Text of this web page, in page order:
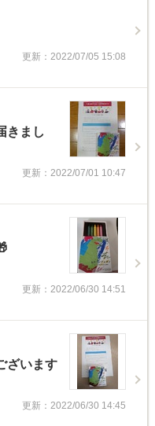
更新：2022/07/05 15:08
きまし
更新：2022/07/01 10:47
更新：2022/06/30 14:51
ざいます
更新：2022/06/30 14:45